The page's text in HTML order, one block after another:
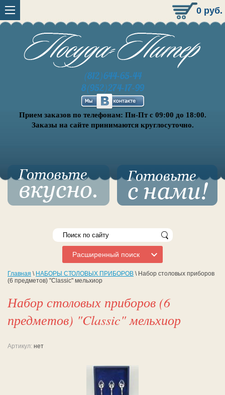
0 руб.
(812)644-65-44
8(952)274-17-99
Прием заказов по телефонам: Пн-Пт с 09:00 до 18:00.
Заказы на сайте принимаются круглосуточно.
Расширенный поиск
Главная \ НАБОРЫ СТОЛОВЫХ ПРИБОРОВ \ Набор столовых приборов
(6 предметов) "Classic" мельхиор
Набор столовых приборов (6
предметов) "Classic" мельхиор
Артикул: нет